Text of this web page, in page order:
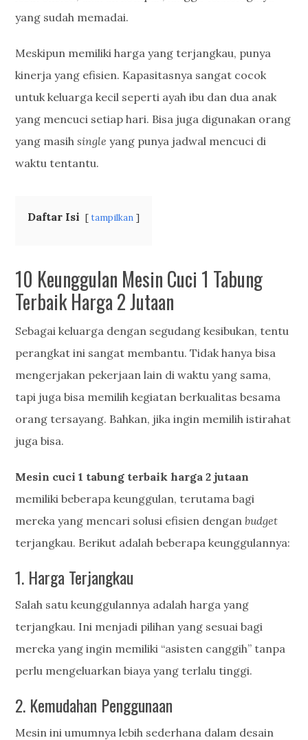
yang sudah memadai.
Meskipun memiliki harga yang terjangkau, punya
kinerja yang efisien. Kapasitasnya sangat cocok
untuk keluarga kecil seperti ayah ibu dan dua anak
yang mencuci setiap hari. Bisa juga digunakan orang
yang masihsingle yang punya jadwal mencuci di
waktu tentantu.
Daftar Isi tampilkan
10 Keunggulan Mesin Cuci 1 Tabung
Terbaik Harga 2 Jutaan
Sebagai keluarga dengan segudang kesibukan, tentu
perangkat ini sangat membantu. Tidak hanya bisa
mengerjakan pekerjaan lain di waktu yang sama,
tapi juga bisa memilih kegiatan berkualitas besama
orang tersayang. Bahkan, jika ingin memilih istirahat
juga bisa.
Mesin cuci1 tabung terbaik harga 2 jutaan
memiliki beberapa keunggulan, terutama bagi
mereka yang mencari solusi efisien denganbudget
terjangkau. Berikut adalah beberapa keunggulannya:
1. Harga Terjangkau
Salah satu keunggulannya adalah harga yang
terjangkau. Ini menjadi pilihan yang sesuai bagi
mereka yang ingin memiliki “asisten canggih” tanpa
perlu mengeluarkan biaya yang terlalu tinggi.
2. Kemudahan Penggunaan
Mesin ini umumnya lebih sederhana dalam desain